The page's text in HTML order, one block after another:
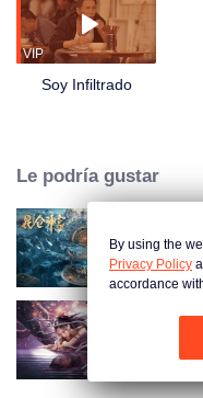
VIP
Soy Infiltrado
Le podría gustar
By using the
Privacy Policy
accordance